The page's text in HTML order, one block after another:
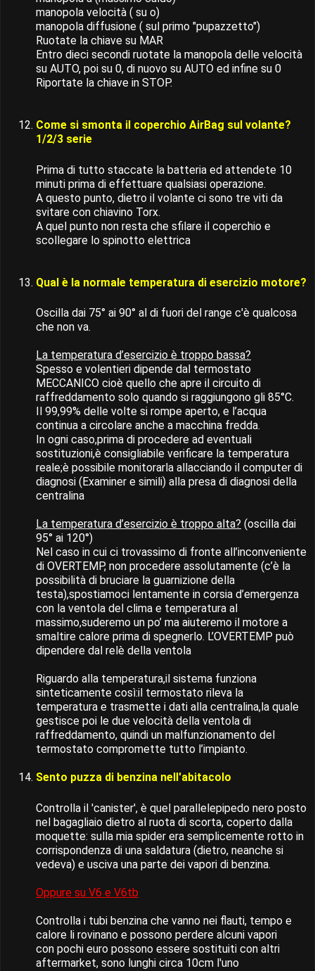
manopola velocità ( su o)
manopola diffusione ( sul primo "pupazzetto")
Ruotate la chiave su MAR
Entro dieci secondi ruotate la manopola delle velocità
su AUTO, poi su 0, di nuovo su AUTO ed infine su 0
Riportate la chiave in STOP.
Come si smonta il coperchio AirBag sul volante?
1/2/3 serie
Prima di tutto staccate la batteria ed attendete 10
minuti prima di effettuare qualsiasi operazione.
A questo punto, dietro il volante ci sono tre viti da
svitare con chiavino Torx.
A quel punto non resta che sfilare il coperchio e
scollegare lo spinotto elettrica
Qual è la normale temperatura di esercizio motore?
Oscilla dai 75° ai 90° al di fuori del range c'è qualcosa
che non va.
La temperatura d’esercizio è troppo bassa?
Spesso e volentieri dipende dal termostato
MECCANICO cioè quello che apre il circuito di
raffreddamento solo quando si raggiungono gli 85°C.
Il 99,99% delle volte si rompe aperto, e l’acqua
continua a circolare anche a macchina fredda.
In ogni caso,prima di procedere ad eventuali
sostituzioni,è consigliabile verificare la temperatura
reale;è possibile monitorarla allacciando il computer di
diagnosi (Examiner e simili) alla presa di diagnosi della
centralina
La temperatura d’esercizio è troppo alta? (oscilla dai
95° ai 120°)
Nel caso in cui ci trovassimo di fronte all’inconveniente
di OVERTEMP, non procedere assolutamente (c’è la
possibilità di bruciare la guarnizione della
testa),spostiamoci lentamente in corsia d’emergenza
con la ventola del clima e temperatura al
massimo,suderemo un po’ ma aiuteremo il motore a
smaltire calore prima di spegnerlo. L’OVERTEMP può
dipendere dal relè della ventola
Riguardo alla temperatura,il sistema funziona
sinteticamente così:il termostato rileva la
temperatura e trasmette i dati alla centralina,la quale
gestisce poi le due velocità della ventola di
raffreddamento, quindi un malfunzionamento del
termostato compromette tutto l’impianto.
Sento puzza di benzina nell'abitacolo
Controlla il 'canister', è quel parallelepipedo nero posto
nel bagagliaio dietro al ruota di scorta, coperto dalla
moquette: sulla mia spider era semplicemente rotto in
corrispondenza di una saldatura (dietro, neanche si
vedeva) e usciva una parte dei vapori di benzina.
Oppure su V6 e V6tb
Controlla i tubi benzina che vanno nei flauti, tempo e
calore li rovinano e possono perdere alcuni vapori
con pochi euro possono essere sostituiti con altri
aftermarket, sono lunghi circa 10cm l'uno